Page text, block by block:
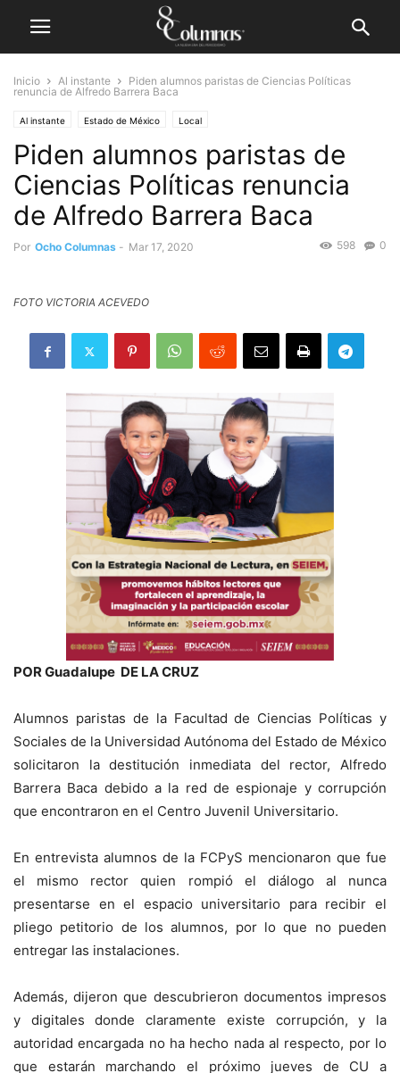
Inicio Al instante
Piden alumnos paristas de Ciencias Políticas
renuncia de Alfredo Barrera Baca
Al instante Estado de México Local
Piden alumnos paristas de
Ciencias Políticas renuncia
de Alfredo Barrera Baca
Por Ocho Columnas - Mar 17, 2020 0
598
FOTO VICTORIA ACEVEDO
POR Guadalupe DE LA CRUZ
Alumnos paristas de la Facultad de Ciencias Políticas y
Sociales de la Universidad Autónoma del Estado de México
solicitaron la destitución inmediata del rector, Alfredo
Barrera Baca debido a la red de espionaje y corrupción
que encontraron en el Centro Juvenil Universitario.
En entrevista alumnos de la FCPyS mencionaron que fue
el mismo rector quien rompió el diálogo al nunca
presentarse en el espacio universitario para recibir el
pliego petitorio de los alumnos, por lo que no pueden
entregar las instalaciones.
Además, dijeron que descubrieron documentos impresos
y digitales donde claramente existe corrupción, y la
autoridad encargada no ha hecho nada al respecto, por lo
que estarán marchando el próximo jueves de CU a